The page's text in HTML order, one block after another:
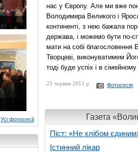
Усі фотосесії
нас у Європу. Але ми вже
Володимира Великого і
континенті, з нею бажала
держава, і можемо бути по-
мати на собі
Творцеві, виконуватимем
тоді буде успіх і в
25 червня 2013 р. Фотосесія
Газета
Піст: «Не хлібом
Істинний лікар